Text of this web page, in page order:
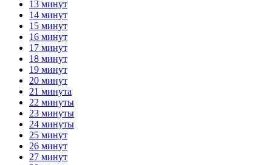
13 минут
14 минут
15 минут
16 минут
17 минут
18 минут
19 минут
20 минут
21 минута
22 минуты
23 минуты
24 минуты
25 минут
26 минут
27 минут